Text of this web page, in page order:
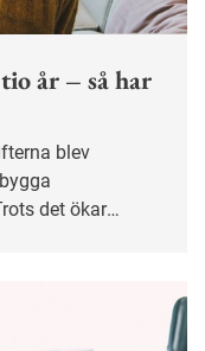
år – så har
det ökar